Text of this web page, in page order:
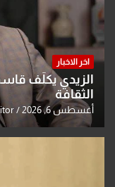
اخر الاخبار
الزيدي يكلّف
الثقافة
أغسطس 6, 2026